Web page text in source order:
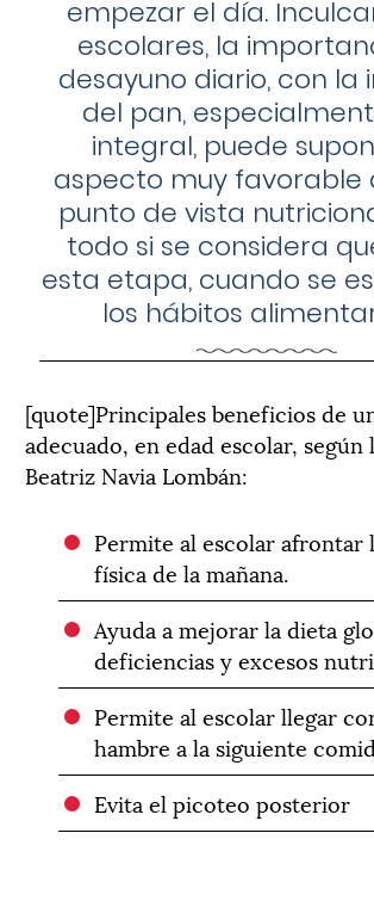
empezar el día.
escolares, la
desayuno diario, con la
del pan,
integral, puede
aspecto muy favorable
punto de vista
todo si se considera
esta etapa, cuando se
los hábitos
[quote]Principales beneficios de
adecuado, en edad escolar,
Beatriz Navia Lombán:
Permite al escolar afrontar
física de la mañana.
Ayuda a mejorar la dieta
deficiencias y excesos
Permite al escolar llegar
hambre a la siguiente
Evita el picoteo posterior